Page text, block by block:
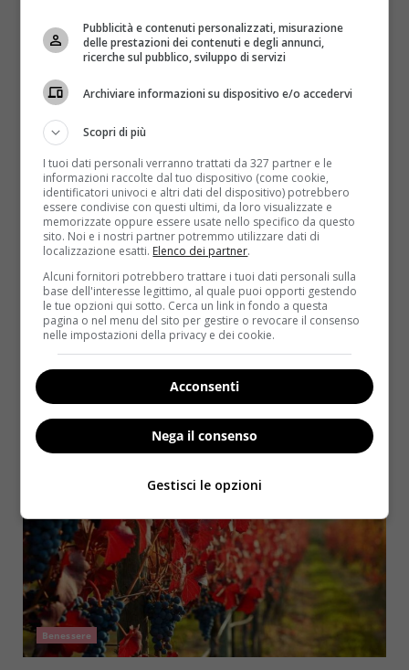
Benessere
Ortosifon: scopri come questo rimedio
naturale purifica e disintossica il tuo corpo
Gianluca Poidimani 2 Febbraio 2025
L’ortosifon, conosciuto anche come Tè di Giava o
Barba di gatto, è una pianta perenne della famiglia...
Read More
Benessere
Pubblicità e contenuti personalizzati, misurazione
delle prestazioni dei contenuti e degli annunci,
ricerche sul pubblico, sviluppo di servizi
Archiviare informazioni su dispositivo e/o accedervi
Scopri di più
I tuoi dati personali verranno trattati da 327 partner e le
informazioni raccolte dal tuo dispositivo (come cookie,
identificatori univoci e altri dati del dispositivo) potrebbero
essere condivise con questi ultimi, da loro visualizzate e
memorizzate oppure essere usate nello specifico da questo
sito. Noi e i nostri partner potremmo utilizzare dati di
localizzazione esatti. Elenco dei partner.
Alcuni fornitori potrebbero trattare i tuoi dati personali sulla
base dell'interesse legittimo, al quale puoi opporti gestendo
le tue opzioni qui sotto. Cerca un link in fondo a questa
pagina o nel menu del sito per gestire o revocare il consenso
nelle impostazioni della privacy e dei cookie.
Acconsenti
Nega il consenso
Gestisci le opzioni